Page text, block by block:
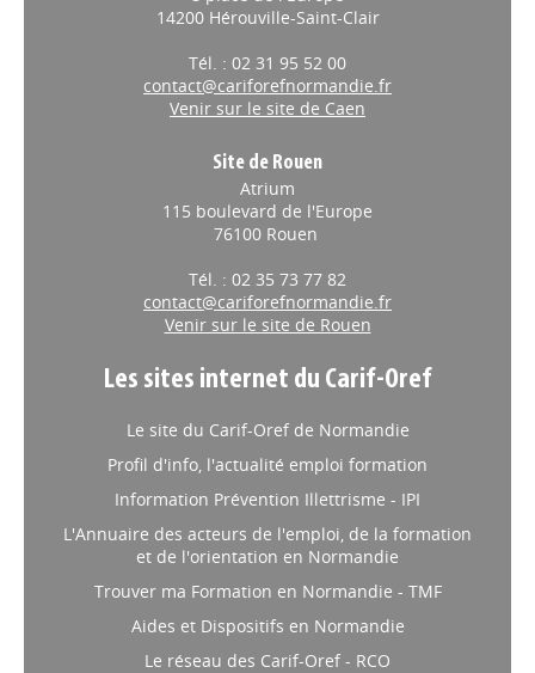
INSERTION // 30/04/2026
l'emploi : une circulaire
détaille les priorités 2026
n°DGEFP/MIP/METH/MPP/2026/39
relative au Fonds d'inclusion dans
l'emploi (FIE). Le texte définit les
grandes orientations 2026 pour chacun des dispositifs de
INSERTION// 27/04/2026
dans les quartiers de Dieppe
Le dispositif mobile "La Job Machine"
est opération de proximité organisée
par le Plan Local pour l'Insertion et l'Emploi (PLIE) Dieppe-
Maritime. Il vise à accompagner les demandeurs d’emploi
dans leurs démarches d’insertion professionnelle.
INSERTION // 27/04/2026
Appel à projets Parrainage
14200 Hérouville-Saint-Clair
Tél. : 02 31 95 52 00
contact@cariforefnormandie.fr
Venir sur le site de Caen
Site de Rouen
Atrium
115 boulevard de l'Europe
76100 Rouen
Tél. : 02 35 73 77 82
contact@cariforefnormandie.fr
Venir sur le site de Rouen
Les sites internet du Carif-Oref
Le site du Carif-Oref de Normandie
Profil d'info, l'actualité emploi formation
Information Prévention Illettrisme - IPI
L'Annuaire des acteurs de l'emploi, de la formation
et de l'orientation en Normandie
Trouver ma Formation en Normandie - TMF
Aides et Dispositifs en Normandie
Le réseau des Carif-Oref - RCO